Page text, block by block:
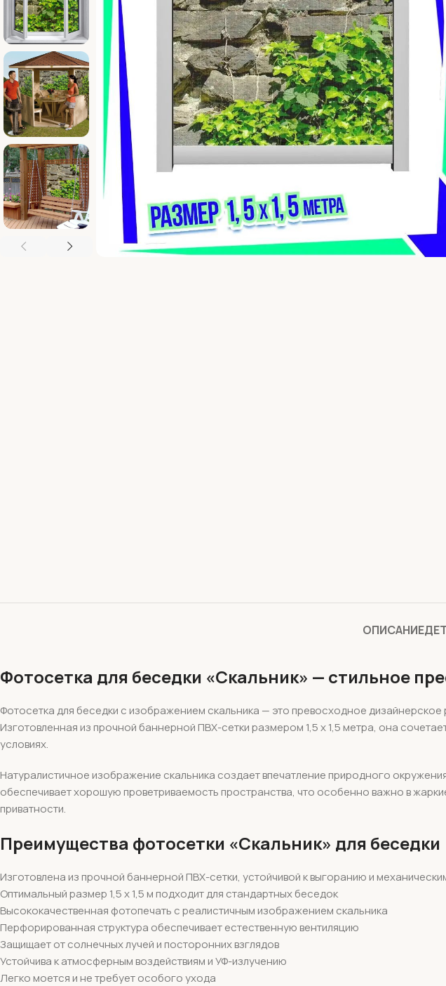
ОПИСАНИЕ
Фотосетка для беседки «Скальник» — стильное
Фотосетка для беседки с изображением скальника — это превосходное
Изготовленная из прочной баннерной ПВХ-сетки размером 1,5 х 1,5 метра, она
условиях.
Натуралистичное изображение скальника создает впечатление природного
обеспечивает хорошую проветриваемость пространства, что особенно важно в
приватности.
Преимущества фотосетки «Скальник» для беседки
Изготовлена из прочной баннерной ПВХ-сетки, устойчивой к выгоранию и
Оптимальный размер 1,5 х 1,5 м подходит для стандартных беседок
Высококачественная фотопечать с реалистичным изображением скальника
Перфорированная структура обеспечивает естественную вентиляцию
Защищает от солнечных лучей и посторонних взглядов
Устойчива к атмосферным воздействиям и УФ-излучению
Легко моется и не требует особого ухода